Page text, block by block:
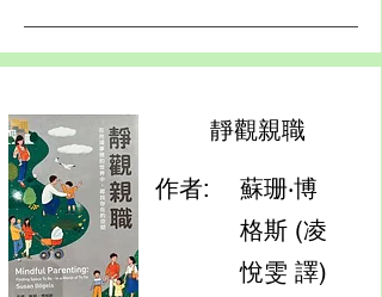
靜觀親職
作者:
蘇珊‧博
格斯 (凌
悅雯 譯)